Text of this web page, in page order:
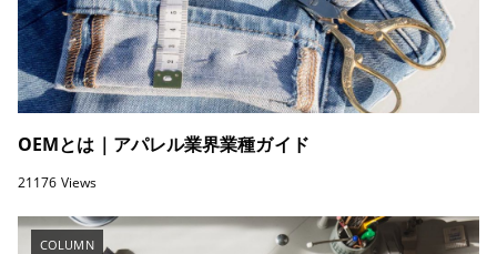
OEMとは｜アパレル業界業種ガイド
21176 Views
COLUMN